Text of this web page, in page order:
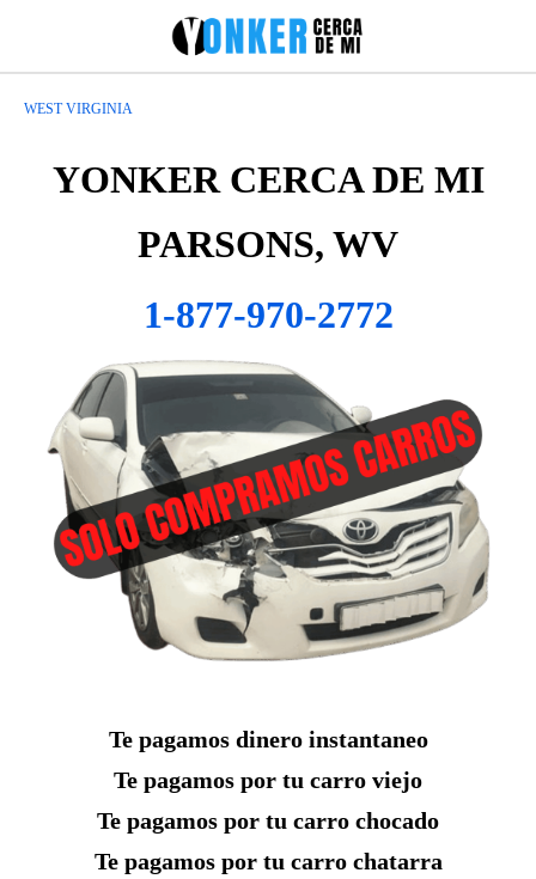
WEST VIRGINIA
YONKER CERCA DE MI
PARSONS, WV
1-877-970-2772
Te pagamos dinero instantaneo
Te pagamos por tu carro viejo
Te pagamos por tu carro chocado
Te pagamos por tu carro chatarra